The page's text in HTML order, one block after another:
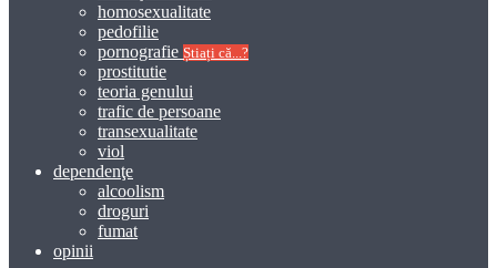
homosexualitate
pedofilie
pornografie Știați că...?
prostitutie
teoria genului
trafic de persoane
transexualitate
viol
dependenţe
alcoolism
droguri
fumat
opinii